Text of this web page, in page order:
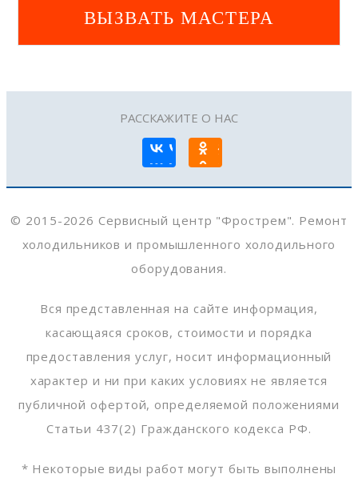
ВЫЗВАТЬ МАСТЕРА
РАССКАЖИТЕ О НАС
© 2015-2026 Сервисный центр "Фрострем". Ремонт
холодильников и промышленного холодильного
оборудования.
Вся представленная на сайте информация,
касающаяся сроков, стоимости и порядка
предоставления услуг, носит информационный
характер и ни при каких условиях не является
публичной офертой, определяемой положениями
Статьи 437(2) Гражданского кодекса РФ.
* Некоторые виды работ могут быть выполнены